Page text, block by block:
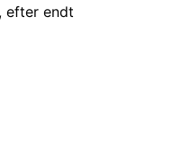
efter endt